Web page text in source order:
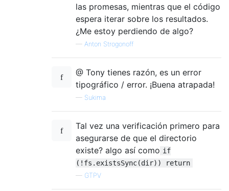
las promesas, mientras que el código
espera iterar sobre los resultados.
¿Me estoy perdiendo de algo?
— Anton Strogonoff
@ Tony tienes razón, es un error
tipográfico / error. ¡Buena atrapada!
— Sukima
Tal vez una verificación primero para
asegurarse de que el directorio
existe? algo así como if
(!fs.existsSync(dir)) return
— GTPV